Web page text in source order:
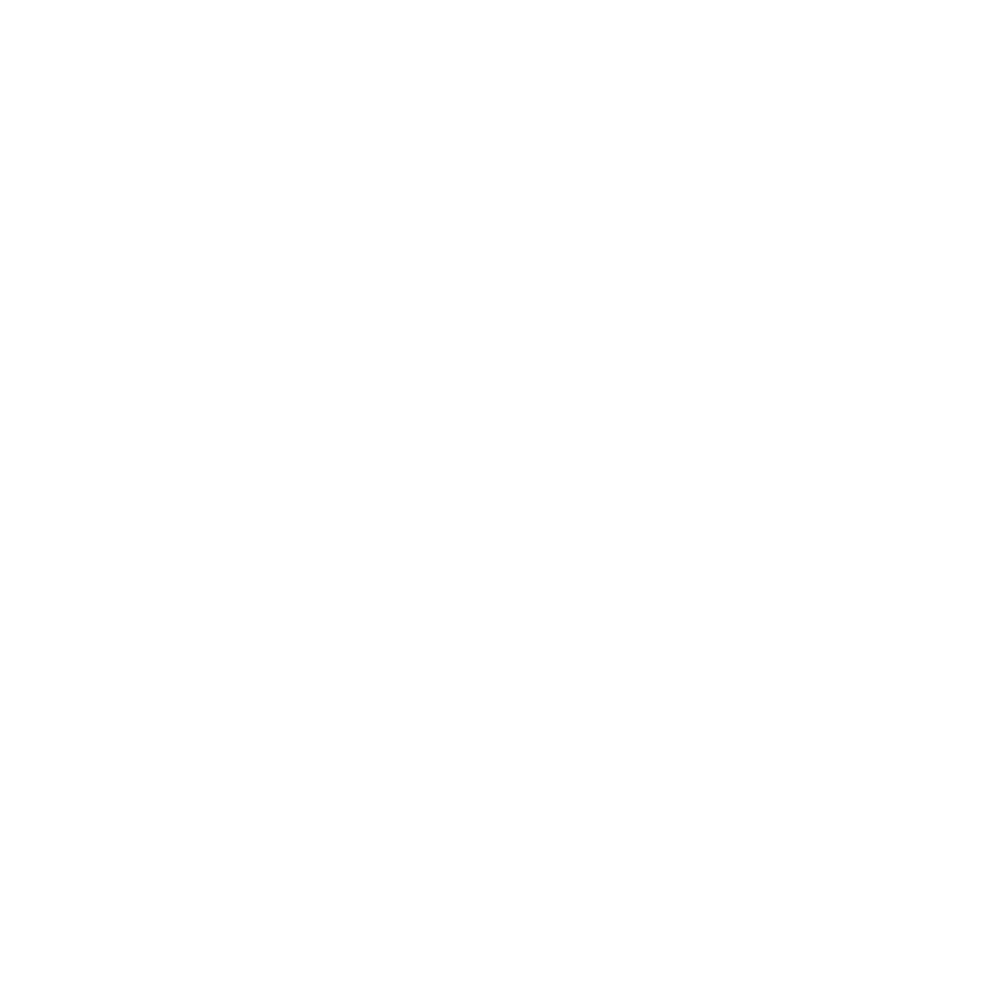
unsere täglichen Tauchausfahrten im Juli 2021!
der kleinen und auch großen Schätze, die unser schönes Rotes Meer zu bieten hat. Außerdem erzählen sie über all das, was sie auf
auf unseren mehrtägigen Minisafaris halten sie euch stets auf dem Laufenden. Egal, ob Early Morning Dive oder
Abu Nuhas oder an der Thistlegorm stehen auf dem Programm. Ob im Norden oder Süden, ihr seid mit an Bord!
erscheinen täglich! 365 Tage im Jahr könnt ihr mit uns zusammen auf die Reise gehen und im
täglichen Tauchausfahrten!
als gewohnt, deshalb jedoch nicht weniger motiviert auf den Weg zu unserer Einsteigertour.
den Weg nach „Carlsons Corner“, wo unser ersten Tauchgang stattfinden sollte. Auf dem
Wasser sprang. Mit so einem tollen Start in den Tag kann es ja nur so weiter gehen. In
einen Drift machen, die anderen entschieden sich für einen stationären Tauchgang, darunter auch
Muränen, Teppich-Krokodilfisch und vielen weiteren Schwärme bewundert hatten.
gedeckt. Nach einem leckeren Mittagessen machten wir eine kleine Mittagspause. Wir
Wasser ab. Jedoch verging nicht allzu lange Zeit bis die Glocke wieder klingelte und das kann
machten wir und auf den Weg nach Ham Ham. Diesmal entschieden sich alle für einen
eine kleine Schildkröte unseren Weg, die wohl einen dringenden Termin im Blauwasser hatte.
sahen wir erneut einen Schatten näher kommen, ein Adlerrochen zog anmutig seine Bahnen.
hinter ihm. Wir bewunderten seine schöne Marmorierung. Die Strömung drückte uns aber
der Einzige seiner Art der uns heute begegnete. Wir ließen uns über das Plateau treiben und
Zuerst den Vater und später dann Mama mit Kind, die auf einem Ausflug unterwegs
waren alle drei wunderschön, als sie in einer Formatierung schwammen, die aussah, als hätten